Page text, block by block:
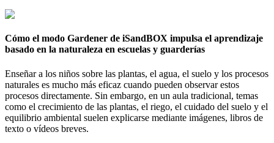
Cómo el modo Gardener de iSandBOX impulsa el aprendizaje
basado en la naturaleza en escuelas y guarderías
Enseñar a los niños sobre las plantas, el agua, el suelo y los procesos
naturales es mucho más eficaz cuando pueden observar estos
procesos directamente. Sin embargo, en un aula tradicional, temas
como el crecimiento de las plantas, el riego, el cuidado del suelo y el
equilibrio ambiental suelen explicarse mediante imágenes, libros de
texto o vídeos breves.